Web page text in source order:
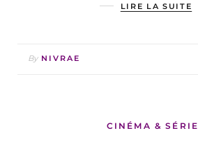
LIRE LA SUITE
By NIVRAE
CINÉMA &